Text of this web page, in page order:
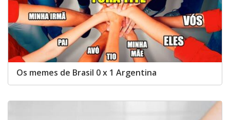
Os memes de Brasil 0 x 1 Argentina